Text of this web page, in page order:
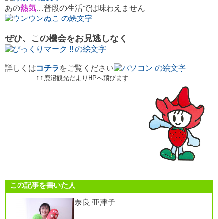
あの熱気…普段の生活では味わえません
ぜひ、この機会をお見逃しなく
詳しくはコチラ をご覧ください
↑↑ 鹿沼観光だよりHPへ飛びます
この記事を書いた人
奈良 亜津子